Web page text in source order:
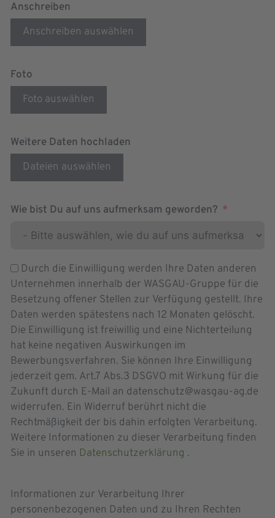
Anschreiben
Anschreiben auswählen
Foto
Foto auswählen
Weitere Daten hochladen
Dateien auswählen
Wie bist Du auf uns aufmerksam geworden?
Durch die Einwilligung werden Ihre Daten anderen
Unternehmen innerhalb der WASGAU-Gruppe für die
Besetzung offener Stellen zur Verfügung gestellt. Ihre
Daten werden spätestens nach 12 Monaten gelöscht.
Die Einwilligung ist freiwillig und eine Nichterteilung
hat keine negativen Auswirkungen im
Bewerbungsverfahren. Sie können Ihre Einwilligung
jederzeit gem. Art.7 Abs.3 DSGVO mit Wirkung für die
Zukunft durch E-Mail an datenschutz@wasgau-ag.de
widerrufen. Ein Widerruf berührt nicht die
Rechtmäßigkeit der bis dahin erfolgten Verarbeitung.
Weitere Informationen zu dieser Verarbeitung finden
Sie in unseren Datenschutzerklärung .
Informationen zur Verarbeitung Ihrer
personenbezogenen Daten und zu Ihren Rechten